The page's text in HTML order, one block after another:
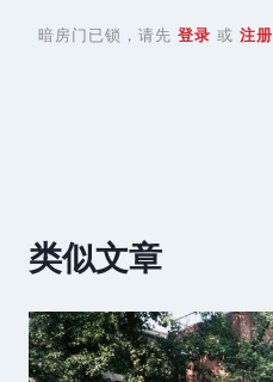
暗房门已锁，请先 登录 或 注册
类似文章